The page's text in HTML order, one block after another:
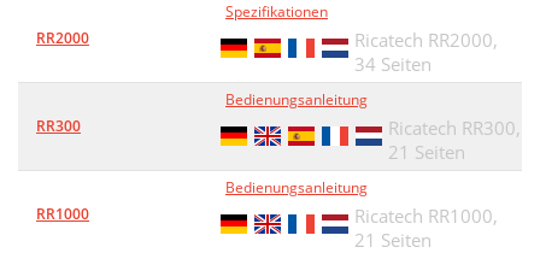
RR2000
Spezifikationen
Ricatech RR2000,
34 Seiten
RR300
Bedienungsanleitung
Ricatech RR300,
21 Seiten
RR1000
Bedienungsanleitung
Ricatech RR1000,
21 Seiten